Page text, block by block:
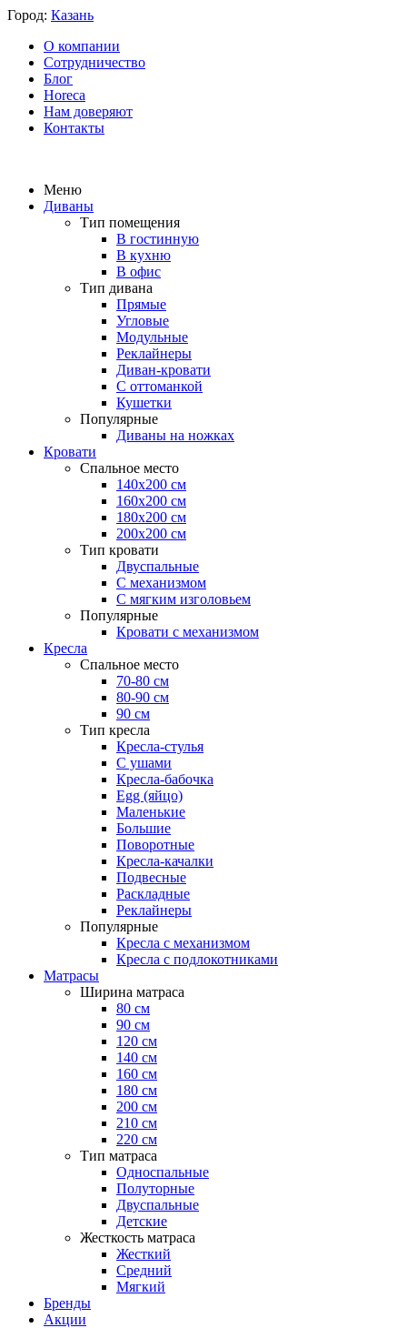
Город: Казань
О компании
Сотрудничество
Блог
Horeca
Нам доверяют
Контакты
Меню
Диваны
Тип помещения
В гостинную
В кухню
В офис
Тип дивана
Прямые
Угловые
Модульные
Реклайнеры
Диван-кровати
С оттоманкой
Кушетки
Популярные
Диваны на ножках
Кровати
Спальное место
140х200 см
160х200 см
180х200 см
200х200 см
Тип кровати
Двуспальные
С механизмом
С мягким изголовьем
Популярные
Кровати с механизмом
Кресла
Спальное место
70-80 см
80-90 см
90 см
Тип кресла
Кресла-стулья
С ушами
Кресла-бабочка
Egg (яйцо)
Маленькие
Большие
Поворотные
Кресла-качалки
Подвесные
Раскладные
Реклайнеры
Популярные
Кресла с механизмом
Кресла с подлокотниками
Матрасы
Ширина матраса
80 см
90 см
120 см
140 см
160 см
180 см
200 см
210 см
220 см
Тип матраса
Односпальные
Полуторные
Двуспальные
Детские
Жесткость матраса
Жесткий
Средний
Мягкий
Бренды
Акции